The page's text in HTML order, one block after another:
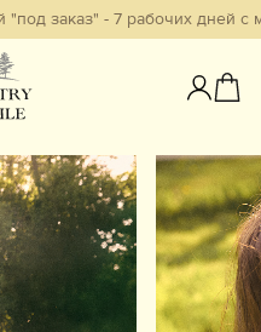
заказ" - 7 рабочих дней с
Избранное